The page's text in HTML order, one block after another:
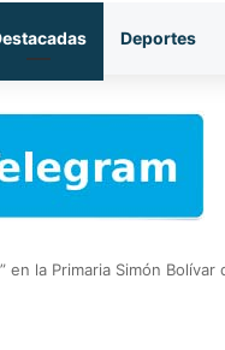
Deportes
la Primaria Simón Bolívar